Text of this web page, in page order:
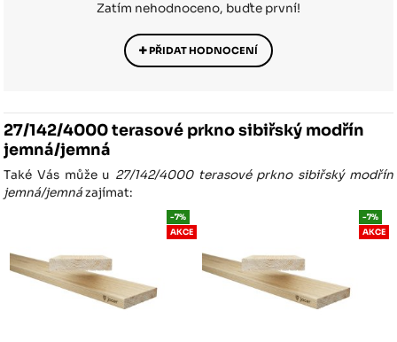
Zatím nehodnoceno, buďte první!
PŘIDAT HODNOCENÍ
27/142/4000 terasové prkno sibiřský modřín
jemná/jemná
Také Vás může u 27/142/4000 terasové prkno sibiřský modřín
jemná/jemnázajímat:
-7%
AKCE
-7%
AKCE